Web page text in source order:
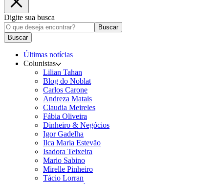
Digite sua busca
Buscar
Buscar
Últimas notícias
Colunistas
Lilian Tahan
Blog do Noblat
Carlos Carone
Andreza Matais
Claudia Meireles
Fábia Oliveira
Dinheiro & Negócios
Igor Gadelha
Ilca Maria Estevão
Isadora Teixeira
Mario Sabino
Mirelle Pinheiro
Tácio Lorran